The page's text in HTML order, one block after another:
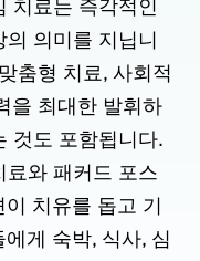
치료는 즉각적인
의미를 지닙니
춤형 치료, 사회적
을 최대한 발휘하
것도 포함됩니다.
료와 패커드 포스
치유를 돕고 기
게 숙박, 식사, 심